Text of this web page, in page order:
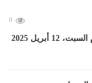
0
حظك اليوم.. توقعات الابراج الأحد 13-4-2025اليوم السبت، 12 أبريل 2025